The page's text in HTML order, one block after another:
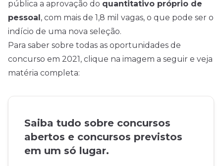
pública a aprovação do quantitativo próprio de
pessoal, com mais de 1,8 mil vagas, o que pode ser o
indício de uma nova seleção.
Para saber sobre todas as oportunidades de
concurso em 2021, clique na imagem a seguir e veja
matéria completa:
Saiba tudo sobre concursos
abertos e concursos previstos
em um só lugar.